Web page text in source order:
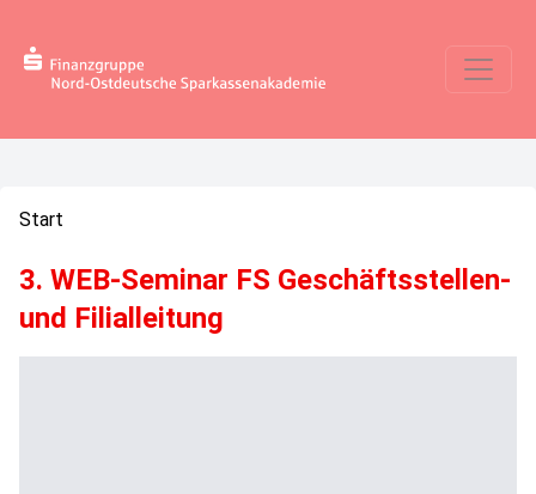
Start
3. WEB-Seminar FS Geschäftsstellen-
und Filialleitung